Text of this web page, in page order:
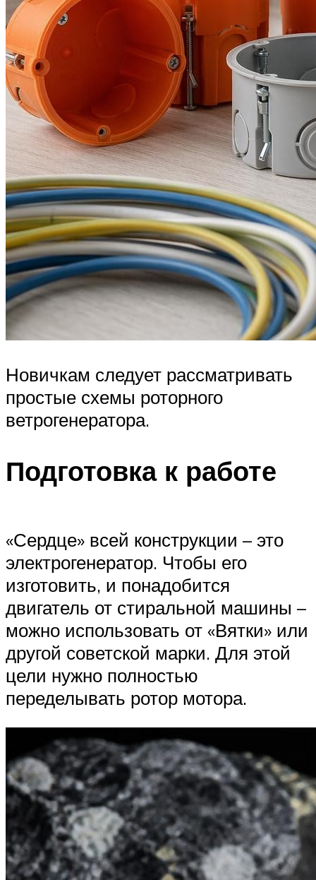
Новичкам следует рассматривать
простые схемы роторного
ветрогенератора.
Подготовка к работе
«Сердце» всей конструкции – это
электрогенератор. Чтобы его
изготовить, и понадобится
двигатель от стиральной машины –
можно использовать от «Вятки» или
другой советской марки. Для этой
цели нужно полностью
переделывать ротор мотора.